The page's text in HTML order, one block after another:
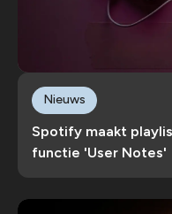
Spotify maakt
functie 'User Notes'
Nieuws